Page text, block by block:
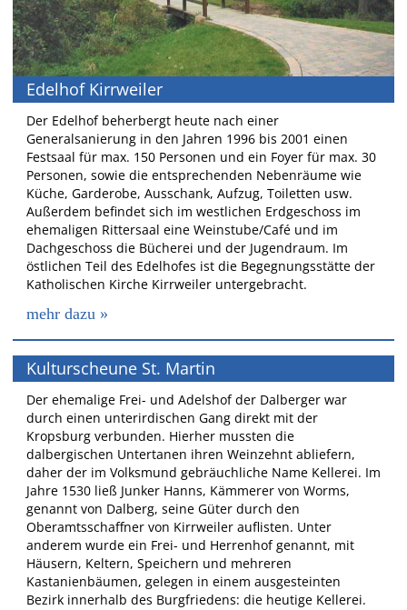
Edelhof Kirrweiler
Der Edelhof beherbergt heute nach einer
Generalsanierung in den Jahren 1996 bis 2001 einen
Festsaal für max. 150 Personen und ein Foyer für max. 30
Personen, sowie die entsprechenden Nebenräume wie
Küche, Garderobe, Ausschank, Aufzug, Toiletten usw.
Außerdem befindet sich im westlichen Erdgeschoss im
ehemaligen Rittersaal eine Weinstube/Café und im
Dachgeschoss die Bücherei und der Jugendraum. Im
östlichen Teil des Edelhofes ist die Begegnungsstätte der
Katholischen Kirche Kirrweiler untergebracht.
mehr dazu »
Kulturscheune St. Martin
Der ehemalige Frei- und Adelshof der Dalberger war
durch einen unterirdischen Gang direkt mit der
Kropsburg verbunden. Hierher mussten die
dalbergischen Untertanen ihren Weinzehnt abliefern,
daher der im Volksmund gebräuchliche Name Kellerei. Im
Jahre 1530 ließ Junker Hanns, Kämmerer von Worms,
genannt von Dalberg, seine Güter durch den
Oberamtsschaffner von Kirrweiler auflisten. Unter
anderem wurde ein Frei- und Herrenhof genannt, mit
Häusern, Keltern, Speichern und mehreren
Kastanienbäumen, gelegen in einem ausgesteinten
Bezirk innerhalb des Burgfriedens: die heutige Kellerei.